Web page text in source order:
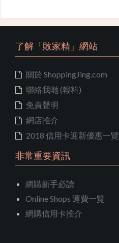
了解「敗家精」網站
關於 ShoppingJing.com
聯絡我哋 (報料)
免責聲明
網店推介
2018 信用卡迎新優惠一覽
非常重要資訊
網購新手必讀
Online Shops 運費一覽
網購信用卡推介